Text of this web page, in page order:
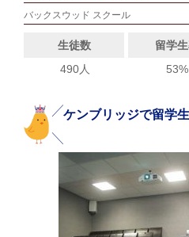
バックスウッド スクール
生徒数 留学
490人
53%
ケンブリッジで留学